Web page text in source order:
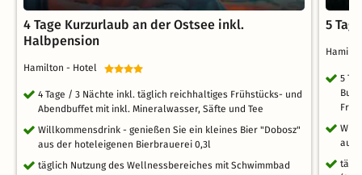
4 Tage Kurzurlaub an der Ostsee inkl.
Halbpension
Hamilton - Hotel
4 Tage / 3 Nächte inkl. täglich reichhaltiges Frühstücks- und
Abendbuffet mit inkl. Mineralwasser, Säfte und Tee
Willkommensdrink - genießen Sie ein kleines Bier "Dobosz"
aus der hoteleigenen Bierbrauerei 0,3l
täglich Nutzung des Wellnessbereiches mit Schwimmbad
5
5
aus